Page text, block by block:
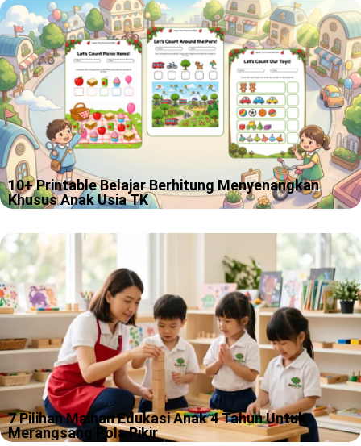
10+ Printable Belajar Berhitung Menyenangkan
Khusus Anak Usia TK
yang melihat angka 8 lalu menatapnya seperti sedang
memikirkan misteri hidup. Kami paham sekali, proses belajar
berhitung tk memang…
7 Pilihan Mainan Edukasi Anak 4 Tahun Untuk
Merangsang Pola Pikir